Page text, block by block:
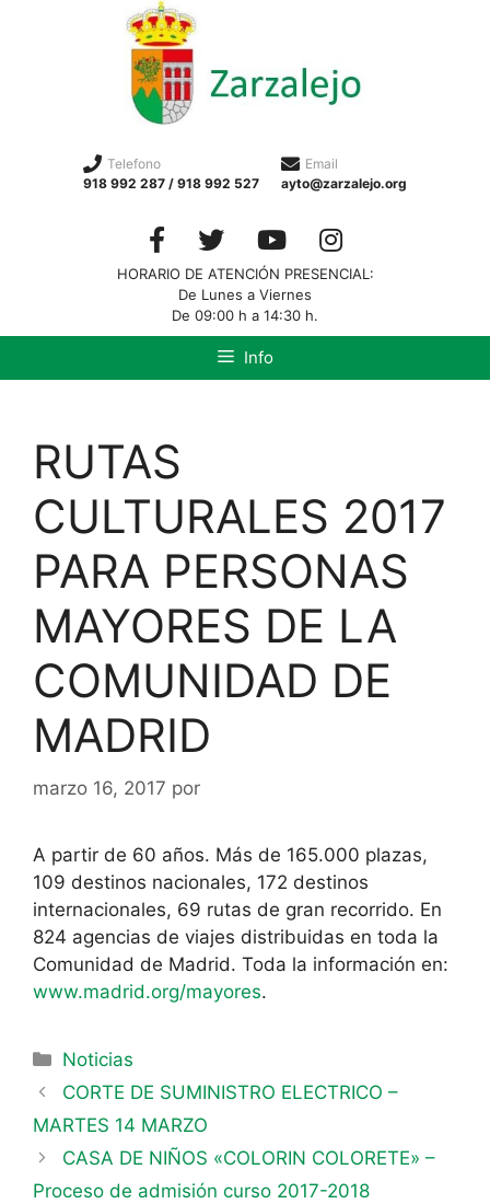
Telefono
918 992 287 / 918 992 527
Email
ayto@zarzalejo.org
HORARIO DE ATENCIÓN PRESENCIAL:
De Lunes a Viernes
De 09:00 h a 14:30 h.
Info
RUTAS
CULTURALES 2017
PARA PERSONAS
MAYORES DE LA
COMUNIDAD DE
MADRID
marzo 16, 2017 por
A partir de 60 años. Más de 165.000 plazas,
109 destinos nacionales, 172 destinos
internacionales, 69 rutas de gran recorrido. En
824 agencias de viajes distribuidas en toda la
Comunidad de Madrid. Toda la información en:
www.madrid.org/mayores.
Noticias
CORTE DE SUMINISTRO ELECTRICO –
MARTES 14 MARZO
CASA DE NIÑOS «COLORIN COLORETE» –
Proceso de admisión curso 2017-2018